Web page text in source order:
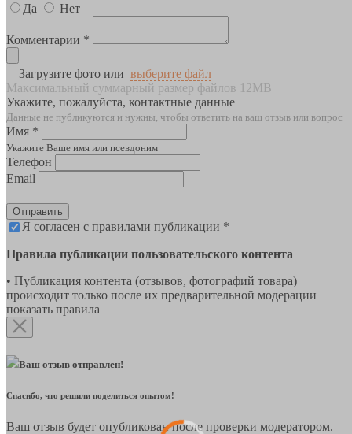
Да
Нет
Комментарии *
Загрузите фото или выберите файл
Максимальный суммарный размер файлов 12MB
Укажите, пожалуйста, контактные данные
Данные не публикуются и нужны, чтобы ответить на ваш отзыв или вопрос
Имя *
Укажите Ваше имя или псевдоним
Телефон
Email
Отправить
Я согласен с правилами публикации *
Правила публикации пользовательского контента
• Публикация контента (отзывов, фотографий товара)
происходит только после их предварительной модерации
показать правила
Ваш отзыв отправлен!
Спасибо, что решили поделиться опытом!
Ваш отзыв будет опубликован после проверки модератором.